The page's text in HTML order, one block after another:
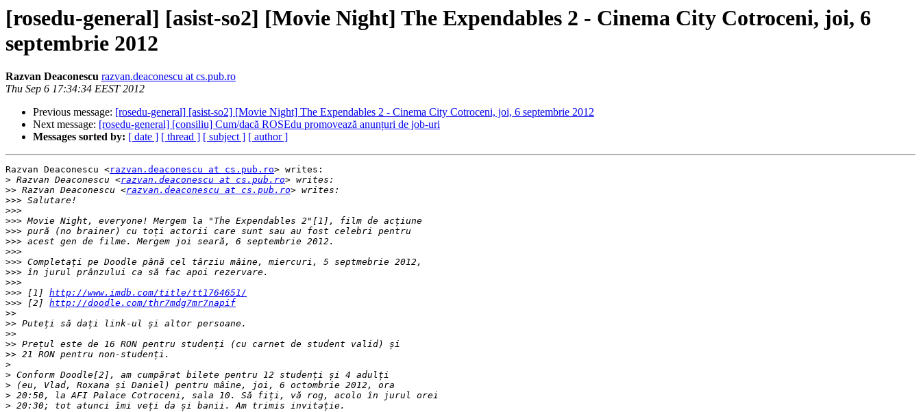
[rosedu-general] [asist-so2] [Movie Night] The Expendables 2 - Cinema City Cotroceni, joi, 6
septembrie 2012
Razvan Deaconescu razvan.deaconescu at cs.pub.ro
Thu Sep 6 17:34:34 EEST 2012
Previous message: [rosedu-general] [asist-so2] [Movie Night] The Expendables 2 - Cinema City Cotroceni, joi, 6 septembrie 2012
Next message: [rosedu-general] [consiliu] Cum/dacă ROSEdu promovează anunțuri de job-uri
Messages sorted by: [ date ] [ thread ] [ subject ] [ author ]
Razvan Deaconescu <razvan.deaconescu at cs.pub.ro> writes:
> Razvan Deaconescu <razvan.deaconescu at cs.pub.ro
>> Razvan Deaconescu <razvan.deaconescu at cs.pub.ro
>>>
>>>
>>>
>>>
>>>
>>>
>>>
>>>
>>>
>>> [1] http://www.imdb.com/title/tt1764651/
>>> [2] http://doodle.com/thr7mdg7mr7napif
>>
>>
>>
>>
>>
>
>
>
>
>